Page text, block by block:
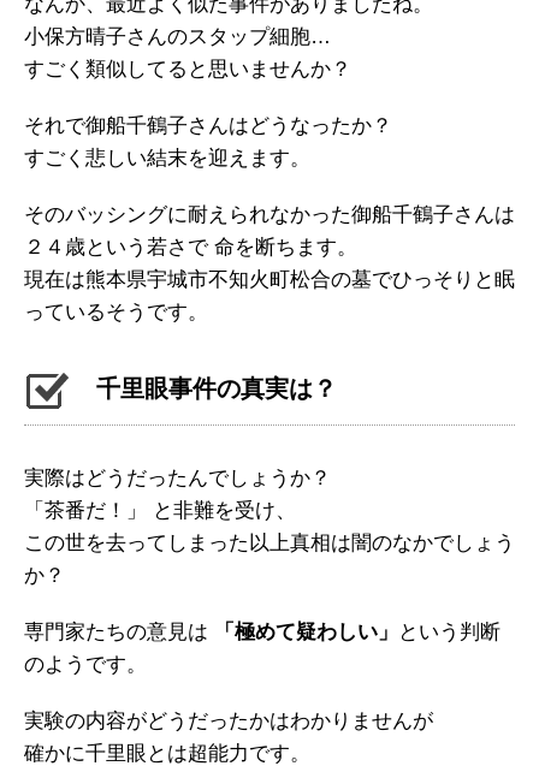
小保方晴子さんのスタップ細胞…
すごく類似してると思いませんか？
それで御船千鶴子さんはどうなったか？
すごく悲しい結末を迎えます。
そのバッシングに耐えられなかった御船千鶴子さんは
２４歳という若さで 命を断ちます。
現在は熊本県宇城市不知火町松合の墓でひっそりと眠
っているそうです。
千里眼事件の真実は？
実際はどうだったんでしょうか？
「茶番だ！」 と非難を受け、
この世を去ってしまった以上真相は闇のなかでしょう
か？
専門家たちの意見は 「極めて疑わしい」
という判断
のようです。
実験の内容がどうだったかはわかりませんが
確かに千里眼とは超能力です。